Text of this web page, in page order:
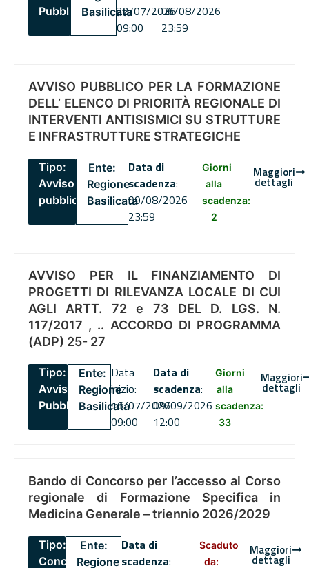
PubblicoBasilicata22/07/2026
09:00
06/08/2026
23:59
AVVISO PUBBLICO PER LA FORMAZIONE
DELL’ ELENCO DI PRIORITÀ REGIONALE DI
INTERVENTI ANTISISMICI SU STRUTTURE
E INFRASTRUTTURE STRATEGICHE
Tipo:
Avviso
pubblico
Ente:
Regione
Basilicata
Data di
scadenza:
09/08/2026
23:59
Giorni
alla
scadenza:
2
Maggiori
dettagli
AVVISO PER IL FINANZIAMENTO DI
PROGETTI DI RILEVANZA LOCALE DI CUI
AGLI ARTT. 72 e 73 DEL D. LGS. N.
117/2017 , .. ACCORDO DI PROGRAMMA
(ADP) 25- 27
Tipo:
Avviso
Pubblico
Ente:
Regione
Basilicata
Data
inizio:
16/07/2026
09:00
Data di
scadenza:
09/09/2026
12:00
Giorni
alla
scadenza:
33
Maggiori
dettagli
Bando di Concorso per l’accesso al Corso
regionale di Formazione Specifica in
Medicina Generale – triennio 2026/2029
Tipo:
Concorsi
Ente:
Regione
Data di
scadenza:
Scaduto
da:
Maggiori
dettagli